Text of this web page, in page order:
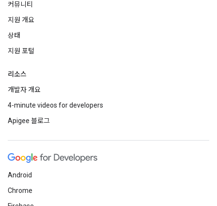
커뮤니티
지원 개요
상태
지원 포털
리소스
개발자 개요
4-minute videos for developers
Apigee 블로그
Android
Chrome